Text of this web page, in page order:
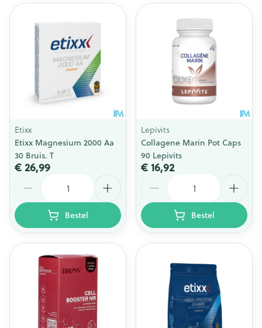
Etixx
Etixx Magnesium 2000 Aa
30 Bruis. T
€ 26,99
Bestel
Lepivits
Collagene Marin Pot Caps
90 Lepivits
€ 16,92
Bestel